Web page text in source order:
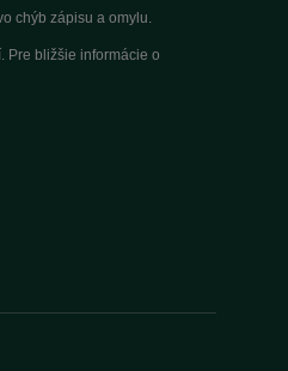
chýb zápisu a omylu.
Pre bližšie informácie o